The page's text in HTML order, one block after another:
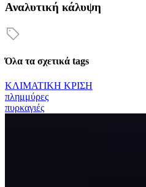
Αναλυτική κάλυψη
Όλα τα σχετικά tags
ΚΛΙΜΑΤΙΚΗ ΚΡΙΣΗ
πλημμύρες
πυρκαγιές